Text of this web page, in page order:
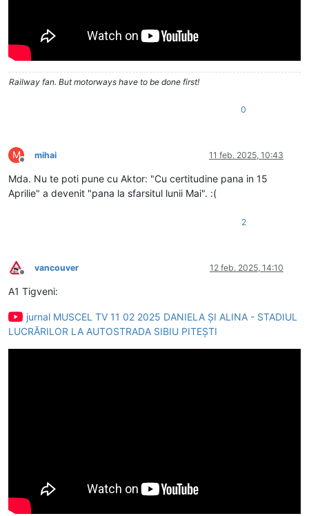
Railway fan. But motorways have to be done first!
0
M
Deconectat
mihai 11 feb. 2025, 10:43
Mda. Nu te poti pune cu Aktor: "Cu certitudine pana in 15
Aprilie" a devenit "pana la sfarsitul lunii Mai". :(
2
Deconectat
vancouver 12 feb. 2025, 14:10
A1 Tigveni:
jurnal MUSCEL TV 11 02 2025 DANIELA ȘI ALINA - STADIUL
LUCRĂRILOR LA AUTOSTRADA SIBIU PITEȘTI